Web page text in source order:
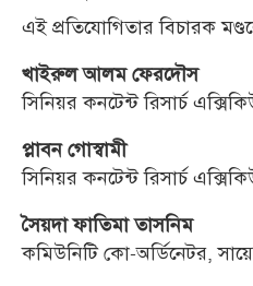
এই প্রতিযোগিতার বিচারক
খাইরুল আলম ফেরদৌস
সিনিয়র কনটেন্ট রিসার্চ
প্লাবন গোস্বামী
সিনিয়র কনটেন্ট রিসার্চ
সৈয়দা ফাতিমা তাসনিম
কমিউনিটি কো-অর্ডিনেটর,